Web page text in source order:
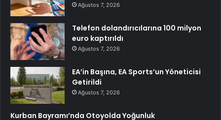
Ağustos 7, 2026
Telefon dolandırıcılarına 100 milyon
euro kaptırıldı
Ağustos 7, 2026
EA’in Başına, EA Sports’un Yöneticisi
Getirildi
Ağustos 7, 2026
Kurban Bayramı’nda Otoyolda Yoğunluk